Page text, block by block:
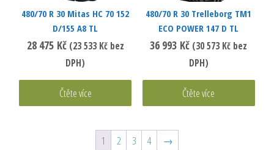
480/70 R 30 Mitas HC 70 152
D/155 A8 TL
28 475 Kč (23 533 Kčbez
DPH)
Čtěte více
480/70 R 30 Trelleborg TM1
ECO POWER 147 D TL
36 993 Kč (30 573 Kč bez
DPH)
Čtěte více
1 2 3 4 →